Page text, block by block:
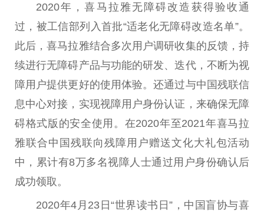
2020年，喜马拉雅无障碍改造获得验收通
过，被工信部列入首批“适老化无障碍改造名单”。
此后，喜马拉雅结合多次用户调研收集的反馈，持
续进行无障碍产品与功能的研发、迭代，不断为视
障用户提供更好的使用体验。还通过与中国残联信
息中心对接，实现视障用户身份认证，来确保无障
碍格式版的安全使用。在2020年至2021年喜马拉
雅联合中国残联向残障用户赠送文化大礼包活动
中，累计有8万多名视障人士通过用户身份确认后
成功领取。
2020年4月23日“世界读书日”，中国盲协与喜